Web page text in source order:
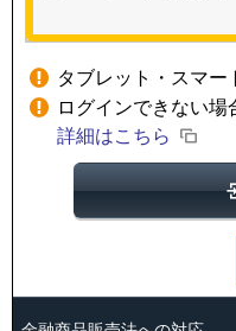
タブレット・スマー
ログインできない場
詳細はこちら